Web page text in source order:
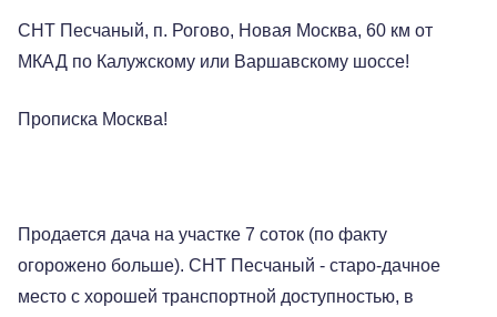
СНТ Песчаный, п. Рогово, Новая Москва, 60 км от
МКАД по Калужскому или Варшавскому шоссе!
Прописка Москва!
Продается дача на участке 7 соток (по факту
огорожено больше). СНТ Песчаный - старо-дачное
место с хорошей транспортной доступностью, в